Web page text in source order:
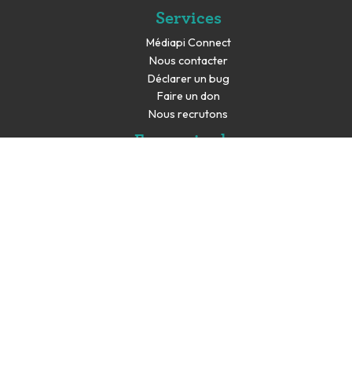
Services
Médiapi Connect
Nous contacter
Déclarer un bug
Faire un don
Nous recrutons
En savoir plus